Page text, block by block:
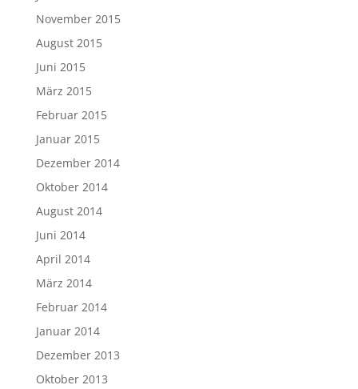
November 2015
August 2015
Juni 2015
März 2015
Februar 2015
Januar 2015
Dezember 2014
Oktober 2014
August 2014
Juni 2014
April 2014
März 2014
Februar 2014
Januar 2014
Dezember 2013
Oktober 2013